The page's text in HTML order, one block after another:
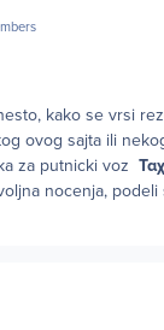
kako se vrsi
ovog sajta ili
za putnicki voz
nocenja, podeli